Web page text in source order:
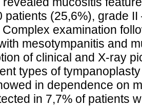
patients (25,6%), grade
Complex examination
mesotympanitis and
of clinical and X-ray
types of
in dependence on
in 7,7% of patients